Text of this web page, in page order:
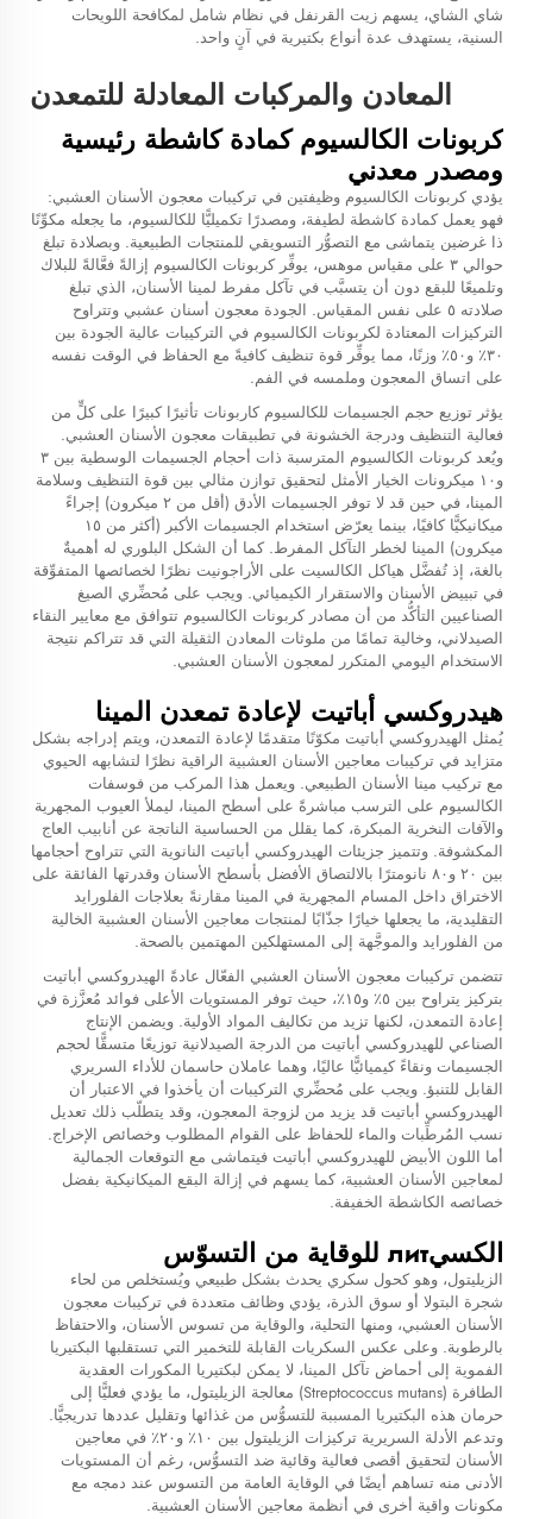
شاي الشاي، يسهم زيت القرنفل في نظام شامل لمكافحة اللويحات
السنية، يستهدف عدة أنواع بكتيرية في آنٍ واحد.
المعادن والمركبات المعادلة للتمعدن
كربونات الكالسيوم كمادة كاشطة رئيسية
ومصدر معدني
يؤدي كربونات الكالسيوم وظيفتين في تركيبات معجون الأسنان العشبي:
فهو يعمل كمادة كاشطة لطيفة، ومصدرًا تكميليًّا للكالسيوم، ما يجعله مكوِّنًا
ذا غرضين يتماشى مع التصوُّر التسويقي للمنتجات الطبيعية. وبصلادة تبلغ
حوالي ٣ على مقياس موهس، يوفِّر كربونات الكالسيوم إزالةً فعَّالةً للبلاك
وتلميعًا للبقع دون أن يتسبَّب في تآكل مفرط لمينا الأسنان، الذي تبلغ
صلادته ٥ على نفس المقياس. الجودة
معجون أسنان عشبي وتتراوح
التركيزات المعتادة لكربونات الكالسيوم في التركيبات عالية الجودة بين
٣٠٪ و٥٠٪ وزنًا، مما يوفِّر قوة تنظيف كافيةً مع الحفاظ في الوقت نفسه
على اتساق المعجون وملمسه في الفم.
يؤثر توزيع حجم الجسيمات للكالسيوم كاربونات تأثيرًا كبيرًا على كلٍّ من
فعالية التنظيف ودرجة الخشونة في تطبيقات معجون الأسنان العشبي.
ويُعد كربونات الكالسيوم المترسبة ذات أحجام الجسيمات الوسطية بين ٣
و١٠ ميكرونات الخيار الأمثل لتحقيق توازن مثالي بين قوة التنظيف وسلامة
المينا، في حين قد لا توفر الجسيمات الأدق (أقل من ٢ ميكرون) إجراءً
ميكانيكيًّا كافيًا، بينما يعرّض استخدام الجسيمات الأكبر (أكثر من ١٥
ميكرون) المينا لخطر التآكل المفرط. كما أن الشكل البلوري له أهميةٌ
بالغة، إذ تُفضَّل هياكل الكالسيت على الأراجونيت نظرًا لخصائصها المتفوِّقة
في تبييض الأسنان والاستقرار الكيميائي. ويجب على مُحضِّري الصيغ
الصناعيين التأكُّد من أن مصادر كربونات الكالسيوم تتوافق مع معايير النقاء
الصيدلاني، وخالية تمامًا من ملوثات المعادن الثقيلة التي قد تتراكم نتيجة
الاستخدام اليومي المتكرر لمعجون الأسنان العشبي.
هيدروكسي أباتيت لإعادة تمعدن المينا
يُمثل الهيدروكسي أباتيت مكوّنًا متقدمًا لإعادة التمعدن، ويتم إدراجه بشكل
متزايد في تركيبات معاجين الأسنان العشبية الراقية نظرًا لتشابهه الحيوي
مع تركيب مينا الأسنان الطبيعي. ويعمل هذا المركب من فوسفات
الكالسيوم على الترسب مباشرةً على أسطح المينا، ليملأ العيوب المجهرية
والآفات النخرية المبكرة، كما يقلل من الحساسية الناتجة عن أنابيب العاج
المكشوفة. وتتميز جزيئات الهيدروكسي أباتيت النانوية التي تتراوح أحجامها
بين ٢٠ و٨٠ نانومترًا بالالتصاق الأفضل بأسطح الأسنان وقدرتها الفائقة على
الاختراق داخل المسام المجهرية في المينا مقارنةً بعلاجات الفلورايد
التقليدية، ما يجعلها خيارًا جذّابًا لمنتجات معاجين الأسنان العشبية الخالية
من الفلورايد والموجَّهة إلى المستهلكين المهتمين بالصحة.
تتضمن تركيبات معجون الأسنان العشبي الفعّال عادةً الهيدروكسي أباتيت
بتركيز يتراوح بين ٥٪ و١٥٪، حيث توفر المستويات الأعلى فوائد مُعزَّزة في
إعادة التمعدن، لكنها تزيد من تكاليف المواد الأولية. ويضمن الإنتاج
الصناعي للهيدروكسي أباتيت من الدرجة الصيدلانية توزيعًا متسقًّا لحجم
الجسيمات ونقاءً كيميائيًّا عاليًا، وهما عاملان حاسمان للأداء السريري
القابل للتنبؤ. ويجب على مُحضِّري التركيبات أن يأخذوا في الاعتبار أن
الهيدروكسي أباتيت قد يزيد من لزوجة المعجون، وقد يتطلّب ذلك تعديل
نسب المُرطِّبات والماء للحفاظ على القوام المطلوب وخصائص الإخراج.
أما اللون الأبيض للهيدروكسي أباتيت فيتماشى مع التوقعات الجمالية
لمعاجين الأسنان العشبية، كما يسهم في إزالة البقع الميكانيكية بفضل
خصائصه الكاشطة الخفيفة.
الكسيлит للوقاية من التسوّس
الزيليتول، وهو كحول سكري يحدث بشكل طبيعي ويُستخلص من لحاء
شجرة البتولا أو سوق الذرة، يؤدي وظائف متعددة في تركيبات معجون
الأسنان العشبي، ومنها التحلية، والوقاية من تسوس الأسنان، والاحتفاظ
بالرطوبة. وعلى عكس السكريات القابلة للتخمير التي تستقلبها البكتيريا
الفموية إلى أحماض تآكل المينا، لا يمكن لبكتيريا المكورات العقدية
الطافرة (Streptococcus mutans) معالجة الزيليتول، ما يؤدي فعليًّا إلى
حرمان هذه البكتيريا المسببة للتسوُّس من غذائها وتقليل عددها تدريجيًّا.
وتدعم الأدلة السريرية تركيزات الزيليتول بين ١٠٪ و٢٠٪ في معاجين
الأسنان لتحقيق أقصى فعالية وقائية ضد التسوُّس، رغم أن المستويات
الأدنى منه تساهم أيضًا في الوقاية العامة من التسوس عند دمجه مع
مكونات واقية أخرى في أنظمة معاجين الأسنان العشبية.